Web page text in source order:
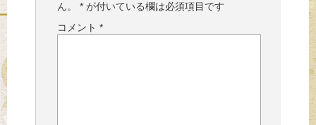
ん。
* が付いている欄は必須項目です
コメント *